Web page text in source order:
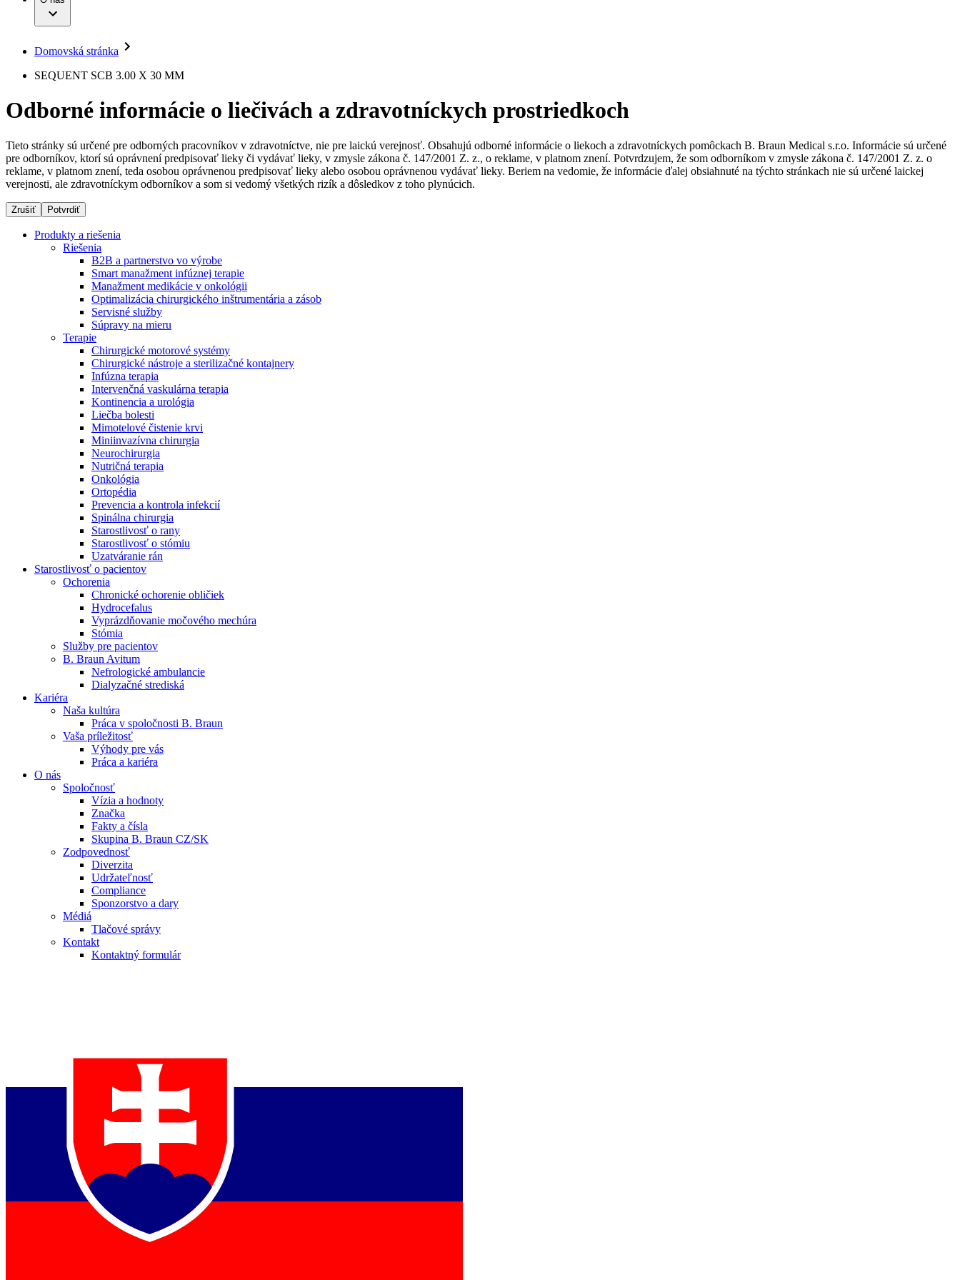
Liečba bolesti
Mimotelové čistenie krvi
Neurochirurgia
Onkológia
Ortopédia
Spinálna chirurgia
Starostlivosť o rany
Starostlivosť o stómiu
Uzatváranie rán
Terapie
Produktový katalóg​
Objavte naše produkty. ​Navštívte produktový katalóg B. Braun​ s našim kompletným produktovým portfóliom.​
Ochorenia
Služby pre pacientov
Dialyzačné strediská
B. Braun Avitum poskytuje kvalitnú dialyzačnú starostlivosť vo všetkých svojich strediskách na Slovensku. Viac informácií nájdete na stránke jednotlivých stredísk.
Vaša príležitosť
Nájdite si prácu u nás​
Objavte svoje kariérne príležitosti ​v B. Braun. Vyhľadajte náš trh práce​ pre zaujímavé pozície na Slovensku.​
Médiá
Tlačové správy
Kontakt
Spoločnosť
Zodpovednosť
Médiá
Kontakt
Kontakt
Zostaňte v dialógu s B. Braun. Kontaktujte nás.
Domovská stránka
SEQUENT SCB 3.00 X 30 MM
Odborné informácie o liečivách a zdravotníckych prostriedkoch
Tieto stránky sú určené pre odborných pracovníkov v zdravotníctve, nie pre laickú verejnosť. Obsahujú odborné informácie o liekoch a zdravotníckych pomôckach B. Braun Medical s.r.o. Informácie sú určené
pre odborníkov, ktorí sú oprávnení predpisovať lieky či vydávať lieky, v zmysle zákona č. 147/2001 Z. z., o reklame, v platnom znení. Potvrdzujem, že som odborníkom v zmysle zákona č. 147/2001 Z. z. o
reklame, v platnom znení, teda osobou oprávnenou predpisovať lieky alebo osobou oprávnenou vydávať lieky. Beriem na vedomie, že informácie ďalej obsiahnuté na týchto stránkach nie sú určené laickej
verejnosti, ale zdravotníckym odborníkov a som si vedomý všetkých rizík a dôsledkov z toho plynúcich.
Zrušiť Potvrdiť
Produkty a riešenia
Riešenia
B2B a partnerstvo vo výrobe
Smart manažment infúznej terapie
Manažment medikácie v onkológii
Optimalizácia chirurgického inštrumentária a zásob
Servisné služby
Súpravy na mieru
Terapie
Chirurgické motorové systémy
Chirurgické nástroje a sterilizačné kontajnery
Infúzna terapia
Intervenčná vaskulárna terapia
Kontinencia a urológia
Liečba bolesti
Mimotelové čistenie krvi
Miniinvazívna chirurgia
Neurochirurgia
Nutričná terapia
Onkológia
Ortopédia
Prevencia a kontrola infekcií
Spinálna chirurgia
Starostlivosť o rany
Starostlivosť o stómiu
Uzatváranie rán
Starostlivosť o pacientov
Ochorenia
Chronické ochorenie obličiek
Hydrocefalus
Vyprázdňovanie močového mechúra
Stómia
Služby pre pacientov
B. Braun Avitum
Nefrologické ambulancie
Dialyzačné strediská
Kariéra
Naša kultúra
Práca v spoločnosti B. Braun
Vaša príležitosť
Výhody pre vás
Práca a kariéra
O nás
Spoločnosť
Vízia a hodnoty
Značka
Fakty a čísla
Skupina B. Braun CZ/SK
Zodpovednosť
Diverzita
Udržateľnosť
Compliance
Sponzorstvo a dary
Médiá
Tlačové správy
Kontakt
Kontaktný formulár